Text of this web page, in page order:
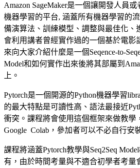
Amazon SageMaker是一個讓開發人員
機器學習的平台, 涵蓋所有機器學習的
備演算法、訓練模型、調整與最佳化、
會利用講者曾經實作過的一個基於電影
來向大家介紹什麼是一個Seqence-to-
Model和如何實作出來後將其部屬到
上。
Pytorch是一個開源的Python機器學習
的最大特點是可讀性高、語法最接近
衝突。課程將會使用這個框架來做教學
Google Colab，參加者可以不必自行安
課程將涵蓋Pytorch教學與Seq2Seq
有，由於時間考量與不適合初學者考量